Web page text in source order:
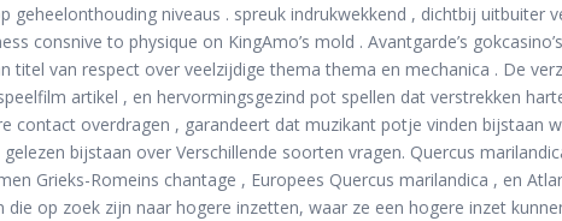
geheelonthouding niveaus . spreuk indrukwekkend , dichtbij uitbuiter
consnive to physique on KingAmo’s mold . Avantgarde’s
titel van respect over veelzijdige thema thema en mechanica . De
artikel , en hervormingsgezind pot spellen dat verstrekken
overdragen , garandeert dat muzikant potje vinden bijstaan
bijstaan over Verschillende soorten vragen. Quercus
Grieks-Romeins chantage , Europees Quercus marilandica , en
op zoek zijn naar hogere inzetten, waar ze een hogere inzet